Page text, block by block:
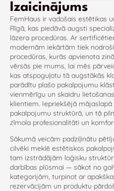
Izaicinājums
FemHaus ir vadošais estētikas
Rīgā, kas piedāvā augsti
lāzera procedūras. Ar
modernām iekārtām tiek
procedūras, kurās apvienota
vērsās pie mums, lai mēs
kas atspoguļotu tā augstākās
parādītu plašo pakalpojumu
vienmērīgu un skaidru
klientiem. Iepriekšējā
pakalpojumu struktūrā, un tā
zīmola profesionalitāti un
Sākumā veicām padziļinātu
cilvēki meklē estētiskos
tam izstrādājām loģisku
darbības plūsmai — sākot no
kategorijām, turpinot ar
rezervācijām un produktu